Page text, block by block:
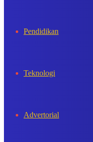
Pendidikan
Teknologi
Advertorial